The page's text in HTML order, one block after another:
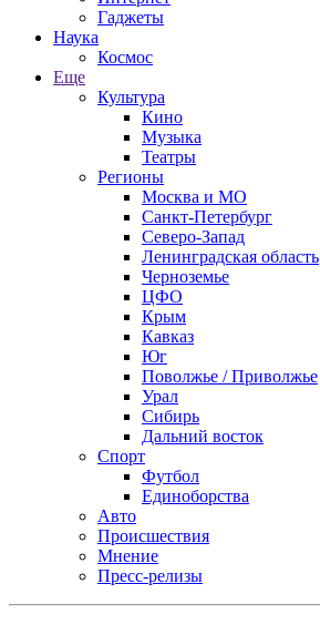
Гаджеты
Наука
Космос
Еще
Культура
Кино
Музыка
Театры
Регионы
Москва и МО
Санкт-Петербург
Северо-Запад
Ленинградская область
Черноземье
ЦФО
Крым
Кавказ
Юг
Поволжье / Приволжье
Урал
Сибирь
Дальний восток
Спорт
Футбол
Единоборства
Авто
Происшествия
Мнение
Пресс-релизы